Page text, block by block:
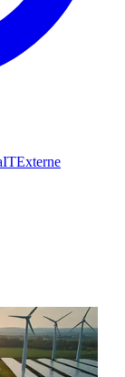
ITExterne